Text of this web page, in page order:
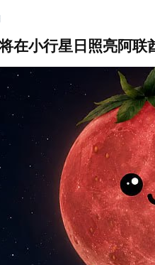
在小行星日照亮阿联